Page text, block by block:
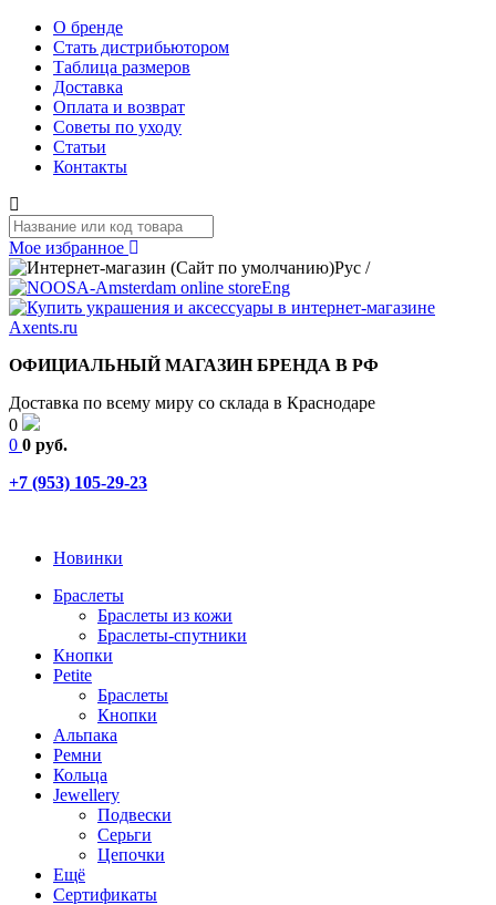
О бренде
Стать дистрибьютором
Таблица размеров
Доставка
Оплата и возврат
Советы по уходу
Статьи
Контакты
Мое избранное
Рус /
Eng
ОФИЦИАЛЬНЫЙ МАГАЗИН БРЕНДА В РФ
Доставка по всему миру со склада в Краснодаре
0
0 0 руб.
+7 (953) 105-29-23
Новинки
Браслеты
Браслеты из кожи
Браслеты-спутники
Кнопки
Petite
Браслеты
Кнопки
Альпака
Ремни
Кольца
Jewellery
Подвески
Серьги
Цепочки
Ещё
Сертификаты